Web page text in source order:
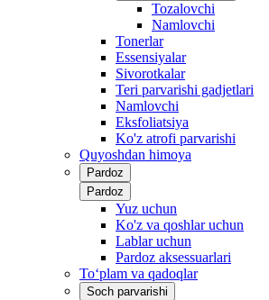
Tozalovchi
Namlovchi
Tonerlar
Essensiyalar
Sivorotkalar
Teri parvarishi gadjetlari
Namlovchi
Eksfoliatsiya
Ko'z atrofi parvarishi
Quyoshdan himoya
Pardoz
Pardoz
Yuz uchun
Ko'z va qoshlar uchun
Lablar uchun
Pardoz aksessuarlari
To‘plam va qadoqlar
Soch parvarishi